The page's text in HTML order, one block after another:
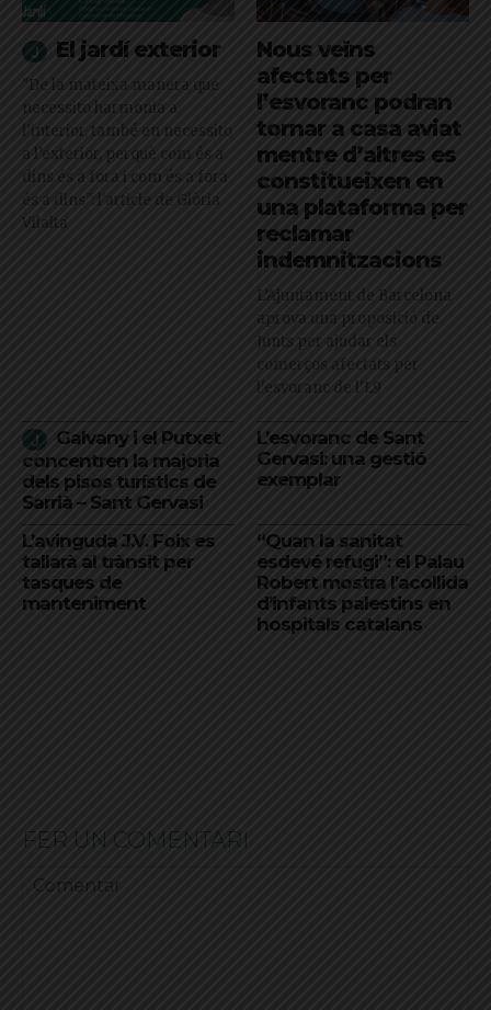
El jardí exterior
"De la mateixa manera que
necessito harmonia a
l’interior, també en necessito
a l’exterior, perquè com és a
dins és a fora i com és a fora
és a dins": l'article de Glòria
Vilalta
Nous veïns
afectats per
l’esvoranc podran
tornar a casa aviat
mentre d’altres es
constitueixen en
una plataforma per
reclamar
indemnitzacions
L’Ajuntament de Barcelona
aprova una proposició de
Junts per ajudar els
comerços afectats per
l'esvoranc de l'L9
Galvany i el Putxet
concentren la majoria
dels pisos turístics de
Sarrià – Sant Gervasi
L’esvoranc de Sant
Gervasi: una gestió
exemplar
L’avinguda J.V. Foix es
tallarà al trànsit per
tasques de
manteniment
“Quan la sanitat
esdevé refugi”: el Palau
Robert mostra l’acollida
d’infants palestins en
hospitals catalans
FER UN COMENTARI